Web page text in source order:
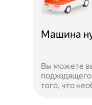
Машина
Вы можете
того, что